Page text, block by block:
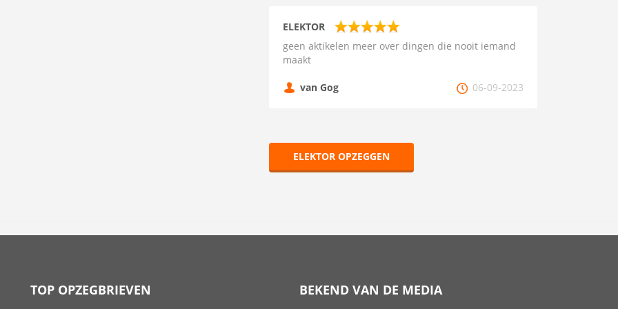
ELEKTOR
geen aktikelen meer over dingen die nooit iemand
maakt
van Gog 06-09-2023
ELEKTOR OPZEGGEN
TOP OPZEGBRIEVEN BEKEND VAN DE MEDIA